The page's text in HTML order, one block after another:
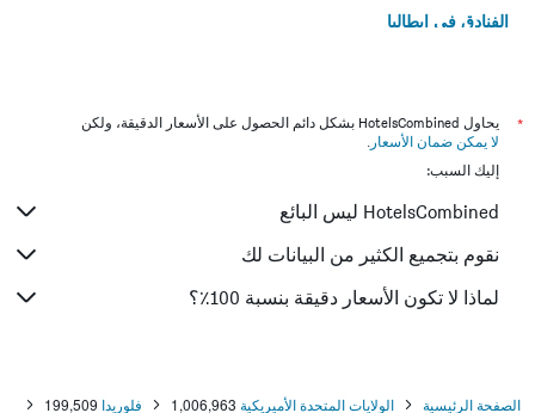
الفنادق في إيطاليا
*
يحاول HotelsCombined بشكل دائم الحصول على الأسعار الدقيقة، ولكن
لا يمكن ضمان الأسعار .
إليك السبب:
HotelsCombined ليس البائع
نقوم بتجميع الكثير من البيانات لك
لماذا لا تكون الأسعار دقيقة بنسبة 100٪؟
الصفحة الرئيسية الولايات المتحدة الأميريكية 1,006,963 فلوريدا 199,509